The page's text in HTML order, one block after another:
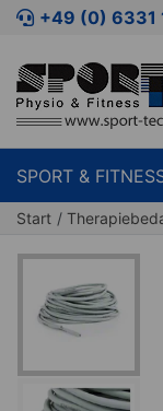
Zum Kaufbereich
+49 (0) 6331
SPORT &
Start